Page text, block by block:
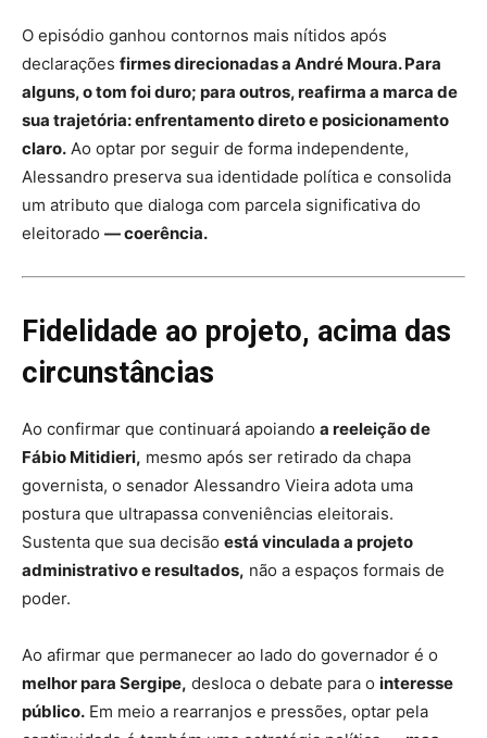
O episódio ganhou contornos mais nítidos após
declarações firmes direcionadas a André Moura. Para
alguns, o tom foi duro; para outros, reafirma a marca de
sua trajetória: enfrentamento direto e posicionamento
claro. Ao optar por seguir de forma independente,
Alessandro preserva sua identidade política e consolida
um atributo que dialoga com parcela significativa do
eleitorado — coerência.
Fidelidade ao projeto, acima das
circunstâncias
Ao confirmar que continuará apoiando a reeleição de
Fábio Mitidieri, mesmo após ser retirado da chapa
governista, o senador Alessandro Vieira adota uma
postura que ultrapassa conveniências eleitorais.
Sustenta que sua decisão está vinculada a projeto
administrativo e resultados, não a espaços formais de
poder.
Ao afirmar que permanecer ao lado do governador é o
melhor para Sergipe, desloca o debate para o interesse
público. Em meio a rearranjos e pressões, optar pela